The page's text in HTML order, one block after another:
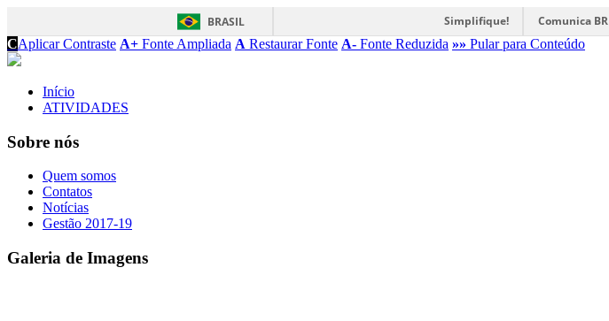
BRASIL Simplifique! Comunica BR
CAplicar Contraste A+ Fonte Ampliada A Restaurar Fonte A- Fonte Reduzida »» Pular para Conteúdo
Início
ATIVIDADES
Sobre nós
Quem somos
Contatos
Notícias
Gestão 2017-19
Galeria de Imagens